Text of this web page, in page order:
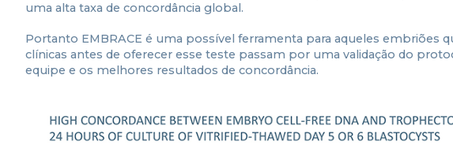
uma alta taxa de concordância global.
Portanto EMBRACE é uma possível ferramenta para aqueles embriões
clínicas antes de oferecer esse teste passam por uma validação do
equipe e os melhores resultados de concordância.